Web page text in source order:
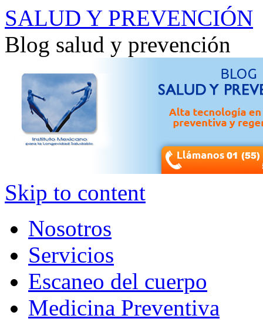
SALUD Y PREVENCIÓN
Blog salud y prevención
Skip to content
Nosotros
Servicios
Escaneo del cuerpo
Medicina Preventiva